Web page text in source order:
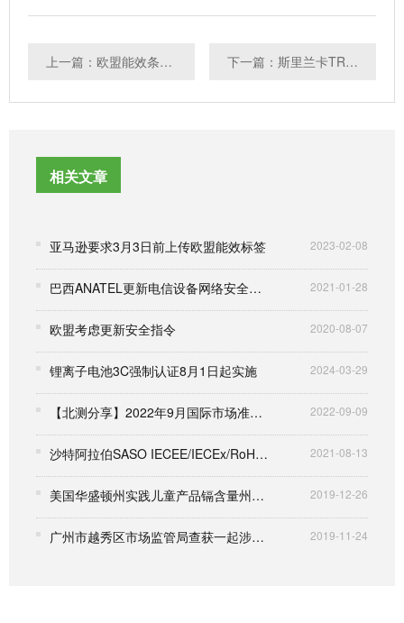
上一篇：欧盟能效条例 (EU) 2021/340和(EU) 2021/341对电子显示器能效条例的修订 下一篇：斯里兰卡TRCSL收到疫情影响延迟发证
相关文章
亚马逊要求3月3日前上传欧盟能效标签 2023-02-08
巴西ANATEL更新电信设备网络安全要求 2021-01-28
欧盟考虑更新安全指令 2020-08-07
锂离子电池3C强制认证8月1日起实施 2024-03-29
【北测分享】2022年9月国际市场准入资讯 2022-09-09
沙特阿拉伯SASO IECEE/IECEx/RoHS法规更新 2021-08-13
美国华盛顿州实践儿童产品镉含量州限制执法 2019-12-26
广州市越秀区市场监管局查获一起涉嫌冒用国际知名UL认证案件 2019-11-24